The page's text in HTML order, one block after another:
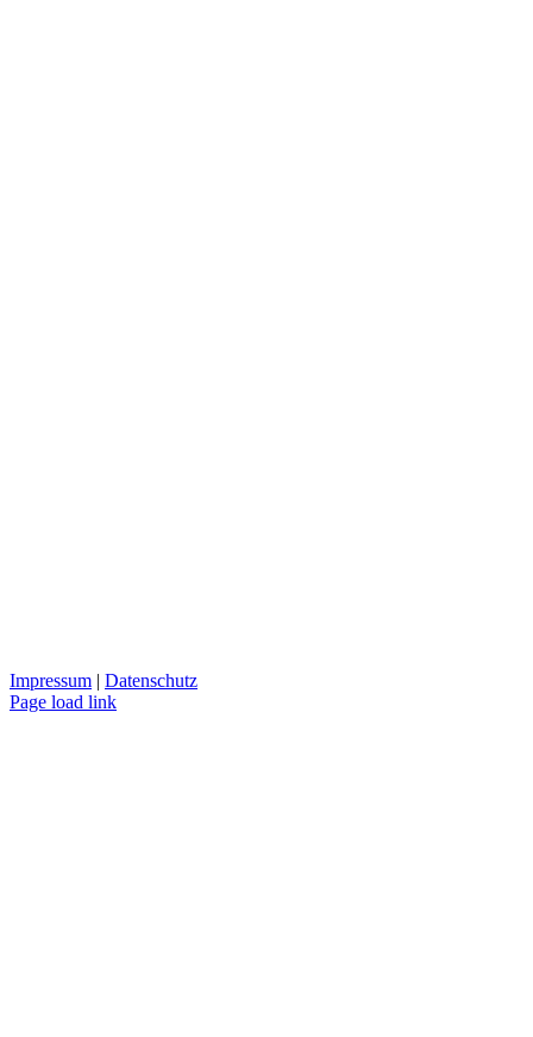
Impressum | Datenschutz
Page load link